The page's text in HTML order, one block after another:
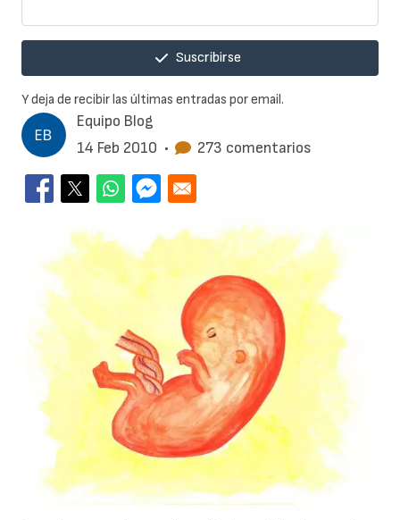
Equipo Blog
14 Feb 2010 • 273 comentarios
Suscribirse
Y deja de recibir las últimas entradas por email.